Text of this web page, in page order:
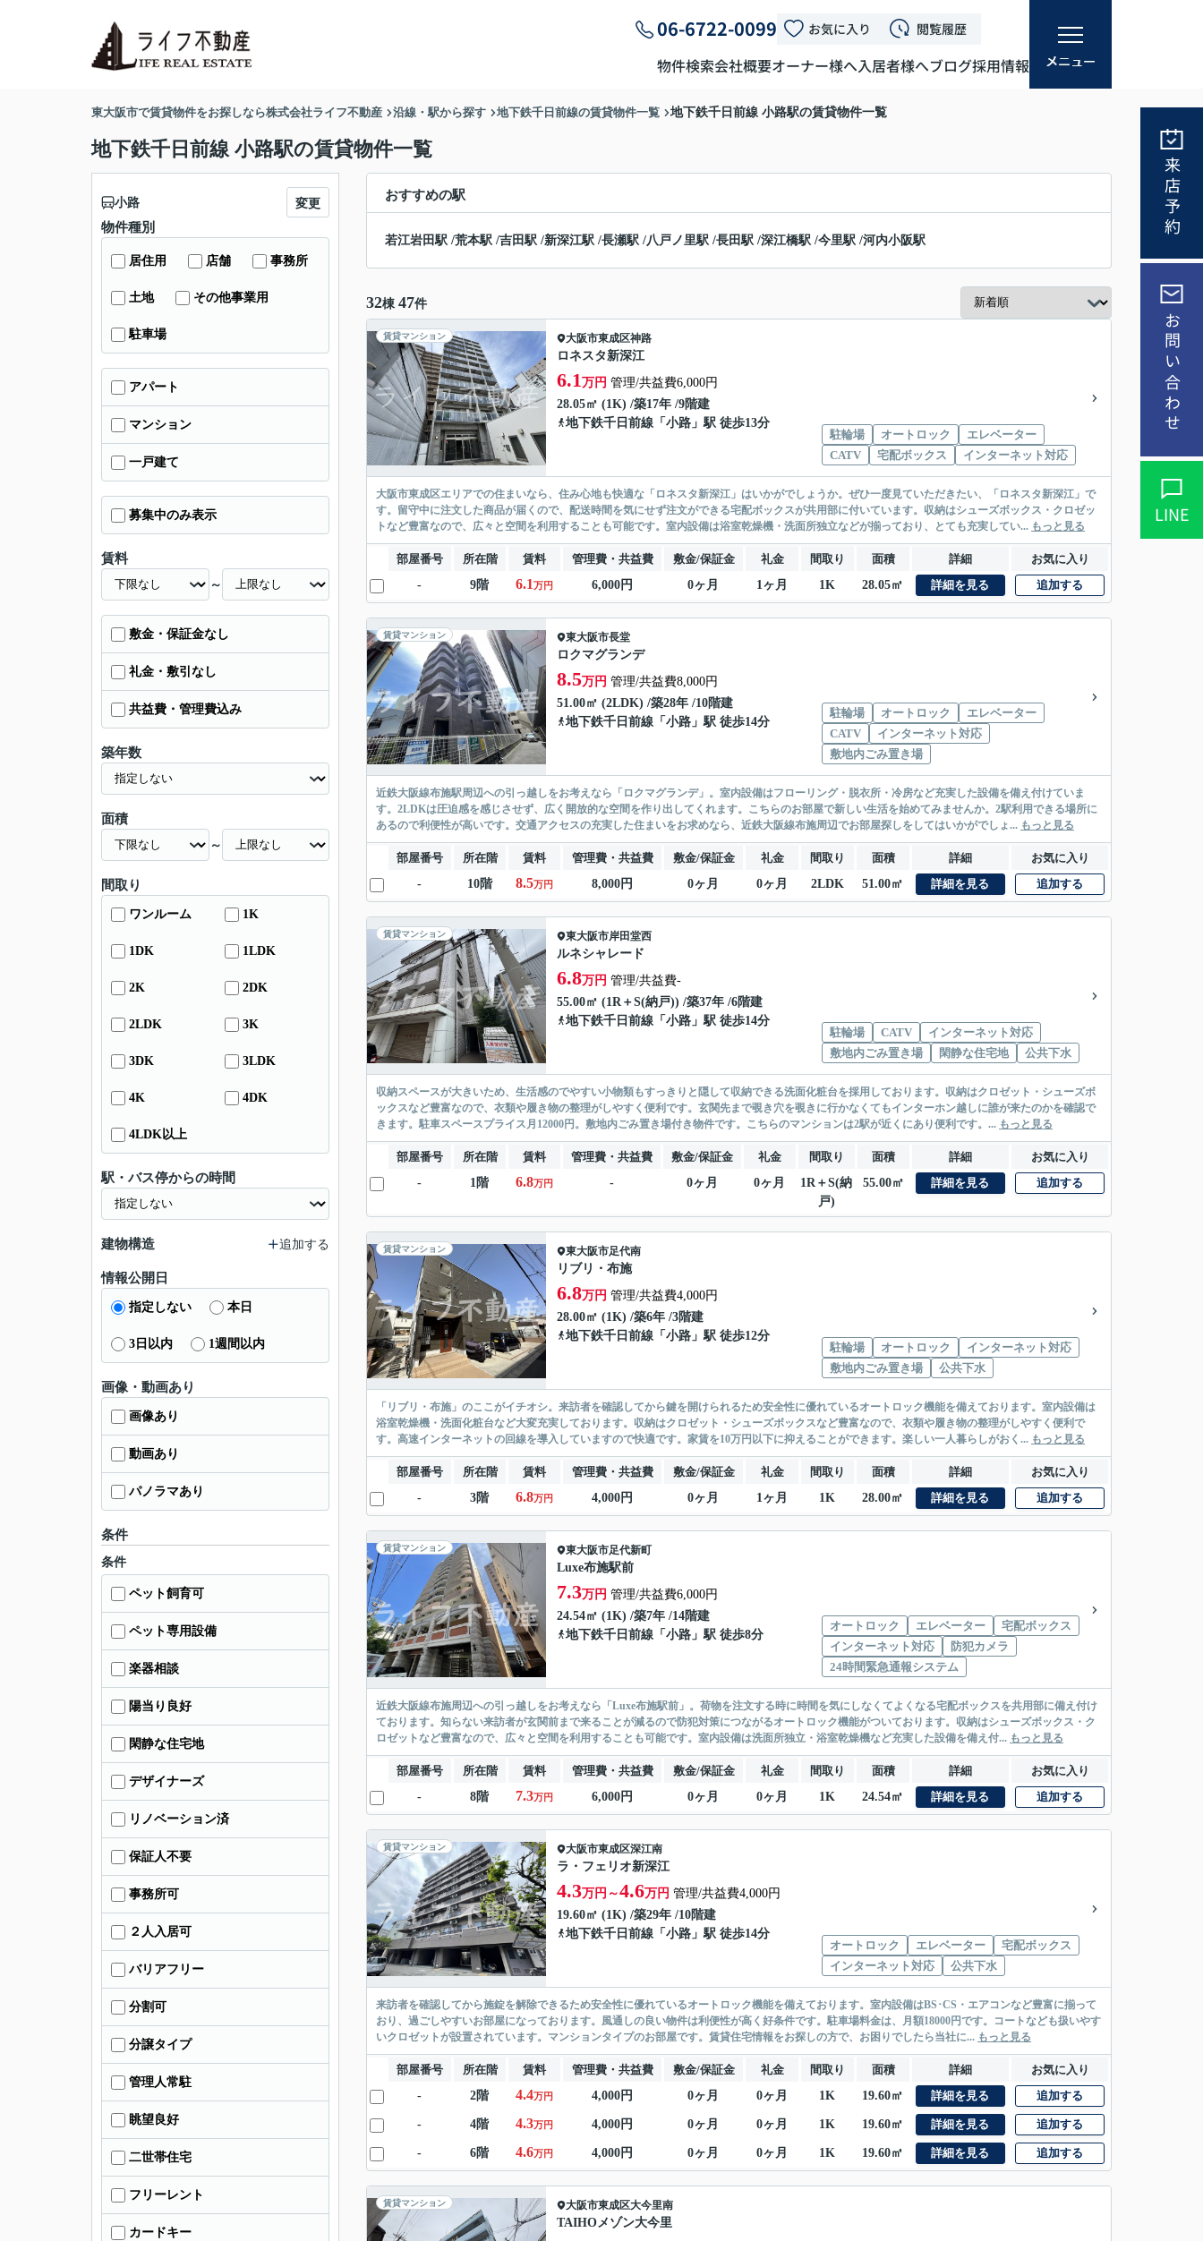
06-6722-0099 お気に入り 閲覧履歴
物件検索会社概要オーナー様へ入居者様へブログ採用情報
来店予約
お問い合わせ
LINE
東大阪市で賃貸物件をお探しなら株式会社ライフ不動産 沿線・駅から探す 地下鉄千日前線の賃貸物件一覧 地下鉄千日前線 小路駅の賃貸物件一覧
地下鉄千日前線 小路駅の賃貸物件一覧
おすすめの駅
若江岩田駅 /荒本駅 /吉田駅 /新深江駅 /長瀬駅 /八戸ノ里駅 /長田駅 /深江橋駅 /今里駅 /河内小阪駅
32棟 47件
賃貸マンション 大阪市東成区神路
ロネスタ新深江
6.1万円 管理/共益費6,000円
28.05㎡ (1K) /築17年 /9階建
地下鉄千日前線 「 小路 」駅 徒歩13分
駐輪場
オートロック
エレベーター
CATV
宅配ボックス インターネット対応
大阪市東成区エリアでの住まいなら、住み心地も快適な「ロネスタ新深江」はいかがでしょうか。ぜひ一度見ていただきたい、「ロネスタ新深江」で
す。留守中に注文した商品が届くので、配送時間を気にせず注文ができる宅配ボックスが共用部に付いています。収納はシューズボックス・クロゼッ
トなど豊富なので、広々と空間を利用することも可能です。室内設備は浴室乾燥機・洗面所独立などが揃っており、とても充実してい... もっと見る
部屋番号 所在階 賃料 管理費・共益費 敷金/保証金 礼金 間取り 面積 詳細
お気に入り
-
9階 6.1万円 6,000円 0ヶ月 1ヶ月 1K 28.05㎡ 詳細を見る 追加する
賃貸マンション 東大阪市長堂
ロクマグランデ
8.5万円 管理/共益費8,000円
51.00㎡ (2LDK) /築28年 /10階建
地下鉄千日前線 「 小路 」駅 徒歩14分
駐輪場 オートロック
エレベーター
CATV
インターネット対応
敷地内ごみ置き場
近鉄大阪線布施駅周辺への引っ越しをお考えなら「ロクマグランデ」。室内設備はフローリング・脱衣所・冷房など充実した設備を備え付けていま
す。2LDKは圧迫感を感じさせず、広く開放的な空間を作り出してくれます。こちらのお部屋で新しい生活を始めてみませんか。2駅利用できる場所に
あるので利便性が高いです。交通アクセスの充実した住まいをお求めなら、近鉄大阪線布施周辺でお部屋探しをしてはいかがでしょ... もっと見る
部屋番号 所在階 賃料 管理費・共益費 敷金/保証金 礼金 間取り 面積 詳細
お気に入り
-
10階 8.5万円 8,000円 0ヶ月 0ヶ月 2LDK 51.00㎡ 詳細を見る 追加する
賃貸マンション 東大阪市岸田堂西
ルネシャレード
6.8万円 管理/共益費-
55.00㎡ (1R＋S(納戸)) /築37年 /6階建
地下鉄千日前線 「 小路 」駅 徒歩14分
駐輪場
CATV
インターネット対応
敷地内ごみ置き場
閑静な住宅地 公共下水
収納スペースが大きいため、生活感のでやすい小物類もすっきりと隠して収納できる洗面化粧台を採用しております。収納はクロゼット・シューズボ
ックスなど豊富なので、衣類や履き物の整理がしやすく便利です。玄関先まで覗き穴を覗きに行かなくてもインターホン越しに誰が来たのかを確認で
きます。駐車スペースプライス月12000円。敷地内ごみ置き場付き物件です。こちらのマンションは2駅が近くにあり便利です。... もっと見る
部屋番号 所在階 賃料 管理費・共益費 敷金/保証金 礼金 間取り 面積 詳細
お気に入り
-
1階 6.8万円 - 0ヶ月 0ヶ月
1R＋S(納
戸)
55.00㎡ 詳細を見る 追加する
賃貸マンション 東大阪市足代南
リブリ・布施
6.8万円 管理/共益費4,000円
28.00㎡ (1K) /築6年 /3階建
地下鉄千日前線 「 小路 」駅 徒歩12分
駐輪場
オートロック
インターネット対応
敷地内ごみ置き場
公共下水
「リブリ・布施」のここがイチオシ。来訪者を確認してから鍵を開けられるため安全性に優れているオートロック機能を備えております。室内設備は
浴室乾燥機・洗面化粧台など大変充実しております。収納はクロゼット・シューズボックスなど豊富なので、衣類や履き物の整理がしやすく便利で
す。高速インターネットの回線を導入していますので快適です。家賃を10万円以下に抑えることができます。楽しい一人暮らしがおく... もっと見る
部屋番号 所在階 賃料 管理費・共益費 敷金/保証金 礼金 間取り 面積 詳細
お気に入り
-
3階 6.8万円 4,000円 0ヶ月 1ヶ月 1K 28.00㎡ 詳細を見る 追加する
賃貸マンション 東大阪市足代新町
Luxe布施駅前
7.3万円 管理/共益費6,000円
24.54㎡ (1K) /築7年 /14階建
地下鉄千日前線 「 小路 」駅 徒歩8分
オートロック エレベーター
宅配ボックス
インターネット対応
防犯カメラ
24時間緊急通報システム
近鉄大阪線布施周辺への引っ越しをお考えなら「Luxe布施駅前」。荷物を注文する時に時間を気にしなくてよくなる宅配ボックスを共用部に備え付け
ております。知らない来訪者が玄関前まで来ることが減るので防犯対策につながるオートロック機能がついております。収納はシューズボックス・ク
ロゼットなど豊富なので、広々と空間を利用することも可能です。室内設備は洗面所独立・浴室乾燥機など充実した設備を備え付... もっと見る
部屋番号 所在階 賃料 管理費・共益費 敷金/保証金 礼金 間取り 面積 詳細
お気に入り
-
8階 7.3万円 6,000円 0ヶ月 0ヶ月 1K 24.54㎡ 詳細を見る 追加する
賃貸マンション 大阪市東成区深江南
ラ・フェリオ新深江
4.3万円～4.6万円 管理/共益費4,000円
19.60㎡ (1K) /築29年 /10階建
地下鉄千日前線 「 小路 」駅 徒歩14分
オートロック
エレベーター
宅配ボックス
インターネット対応
公共下水
来訪者を確認してから施錠を解除できるため安全性に優れているオートロック機能を備えております。室内設備はBS･CS・エアコンなど豊富に揃って
おり、過ごしやすいお部屋になっております。風通しの良い物件は利便性が高く好条件です。駐車場料金は、月額18000円です。コートなども扱いやす
いクロゼットが設置されています。マンションタイプのお部屋です。賃貸住宅情報をお探しの方で、お困りでしたら当社に... もっと見る
部屋番号 所在階 賃料 管理費・共益費 敷金/保証金 礼金 間取り 面積 詳細
お気に入り
-
2階 4.4万円 4,000円 0ヶ月 0ヶ月 1K 19.60㎡ 詳細を見る 追加する
- 4階 4.3万円 4,000円 0ヶ月 0ヶ月 1K 19.60㎡ 詳細を見る 追加する
- 6階 4.6万円 4,000円 0ヶ月 0ヶ月 1K 19.60㎡ 詳細を見る 追加する
賃貸マンション 大阪市東成区大今里南
TAIHOメゾン大今里
小路 変更
物件種別
居住用 店舗 事務所
土地 その他事業用
駐車場
アパート
マンション
一戸建て
募集中のみ表示
賃料
～
敷金・保証金なし
礼金・敷引なし
共益費・管理費込み
築年数
面積
～
間取り
ワンルーム 1K
1DK 1LDK
2K 2DK
2LDK 3K
3DK 3LDK
4K 4DK
4LDK以上
駅・バス停からの時間
建物構造 追加する
情報公開日
指定しない 本日
3日以内 1週間以内
画像・動画あり
画像あり
動画あり
パノラマあり
条件
条件
ペット飼育可
ペット専用設備
楽器相談
陽当り良好
閑静な住宅地
デザイナーズ
リノベーション済
保証人不要
事務所可
２人入居可
バリアフリー
分割可
分譲タイプ
管理人常駐
眺望良好
二世帯住宅
フリーレント
カードキー